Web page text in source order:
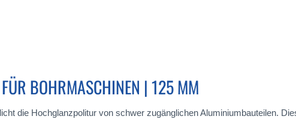
BOHRMASCHINEN | 125 MM
die Hochglanzpolitur von schwer zugänglichen Aluminiumbauteilen.